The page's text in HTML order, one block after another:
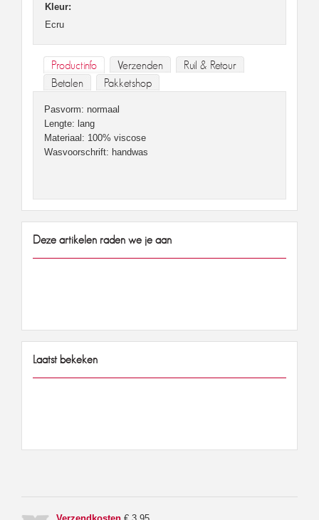
Kleur:
Ecru
Productinfo Verzenden
Ruil & Retour
Betalen
Pakketshop
Pasvorm: normaal
Lengte: lang
Materiaal: 100% viscose
Wasvoorschrift: handwas
Deze artikelen raden we je aan
Laatst bekeken